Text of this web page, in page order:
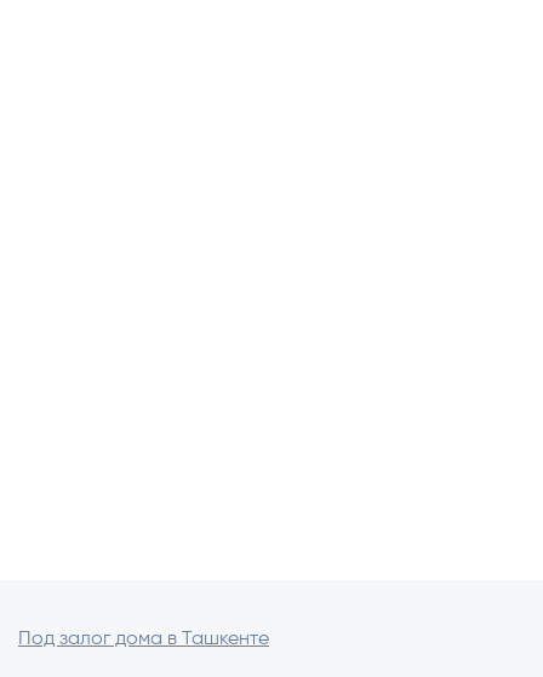
Под залог дома в Ташкенте